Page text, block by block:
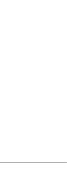
vapor,
evitar la
en lavados
y